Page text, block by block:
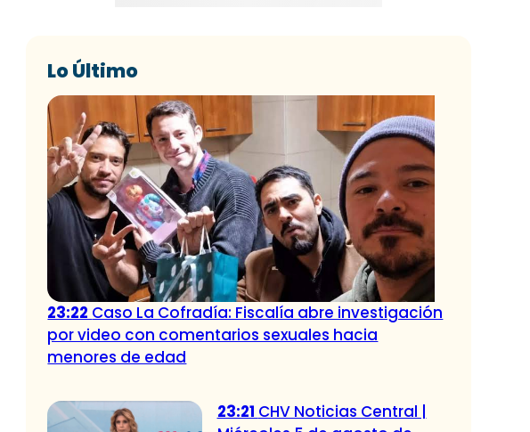
Lo Último
23:22 Caso La Cofradía: Fiscalía abre investigación
por video con comentarios sexuales hacia
menores de edad
23:21 CHV Noticias Central |